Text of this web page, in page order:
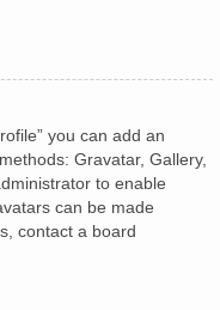
you can add an
Gravatar, Gallery,
to enable
can be made
contact a board